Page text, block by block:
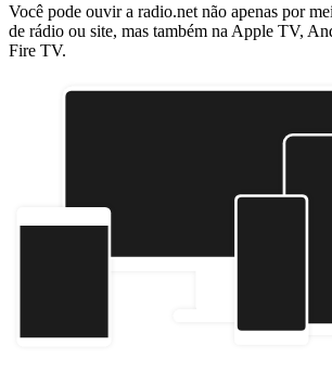
Você pode ouvir a radio.net não apenas por
de rádio ou site, mas também na Apple TV,
Fire TV.